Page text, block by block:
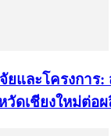
ยและโครงการ
วัดเชียงใหม่ต่